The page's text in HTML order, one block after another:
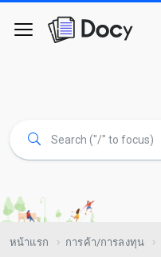
หน้าแรก การค้า/การลงทุน